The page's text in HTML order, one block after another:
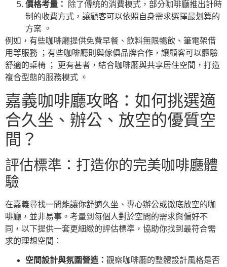
價格考量：
除了傳統的消費模式，部分咖啡廳推出計時
制的收費方式，讓顧客可以依照自身需求選擇最划算的
方案 。
例如，有些咖啡廳提供免費早餐、飲料無限暢飲、筆電架借
用等服務 ；有些咖啡廳則與傢俱品牌合作，讓顧客可以體驗
舒適的桌椅 ； 更有甚者，結合咖啡廳與共享居住空間，打造
複合型態的服務模式 。
嘉義咖啡廳攻略：如何挑選適
合久坐、辦公、放空的優質空
間？
評估標準：打造你的完美咖啡廳體
驗
在嘉義尋找一間能讓你舒適久坐、專心辦公或徹底放空的咖
啡廳，並非易事。考量到每個人對於空間的需求與偏好不
同，以下提供一套更細緻的評估標準，協助你找到最符合需
求的理想空間：
空間設計與氛圍營造： 觀察咖啡廳的整體設計風格是否